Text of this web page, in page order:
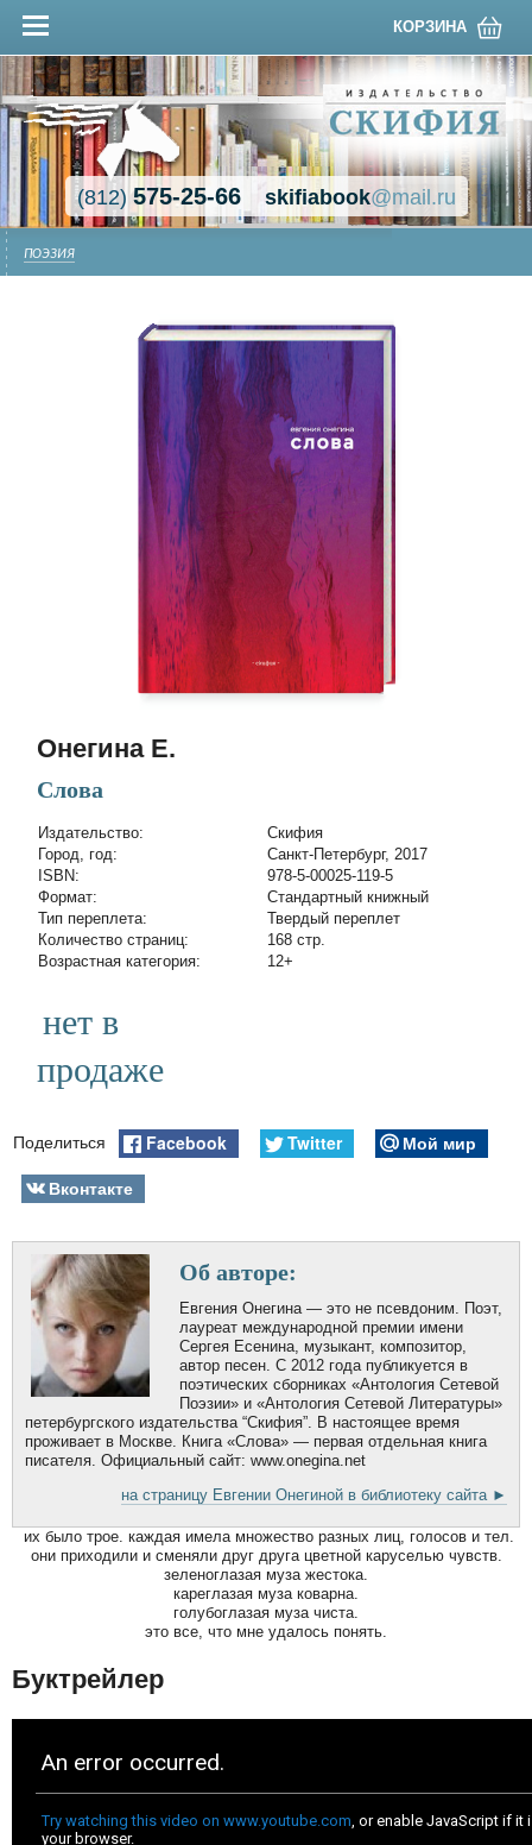
КОРЗИНА
(812)575-25-66 skifiabook@mail.ru
ПОЭЗИЯ
Онегина Е.
Слова
Издательство:
Скифия
Город, год:
Санкт-Петербург, 2017
ISBN:
978-5-00025-119-5
Формат:
Стандартный книжный
Тип переплета:
Твердый переплет
Количество страниц:
168 стр.
Возрастная категория:
12+
нет в
продаже
Поделиться Facebook Twitter
Мой мир
Вконтакте
Об авторе:
Евгения Онегина — это не псевдоним. Поэт,
лауреат международной премии имени
Сергея Есенина, музыкант, композитор,
автор песен. С 2012 года публикуется в
поэтических сборниках «Антология Сетевой
Поэзии» и «Антология Сетевой Литературы»
петербургского издательства “Скифия”. В настоящее время
проживает в Москве. Книга «Слова» — первая отдельная книга
писателя. Официальный сайт: www.onegina.net
на страницу Евгении Онегиной в библиотеку сайта ►
их было трое. каждая имела множество разных лиц, голосов и тел.
они приходили и сменяли друг друга цветной каруселью чувств.
зеленоглазая муза жестока.
кареглазая муза коварна.
голубоглазая муза чиста.
это все, что мне удалось понять.
Буктрейлер